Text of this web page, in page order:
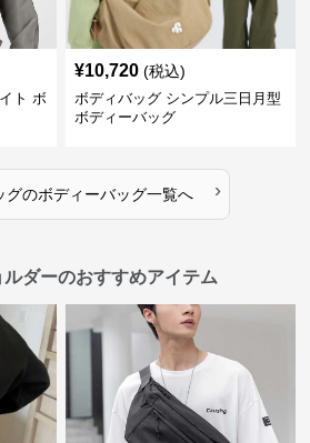
ト ボ
¥10,720 (税込)
ボディバッグ シンプル三日月型
ボディーバッグ
グのボディーバッグ一覧へ ›
ダーのおすすめアイテム